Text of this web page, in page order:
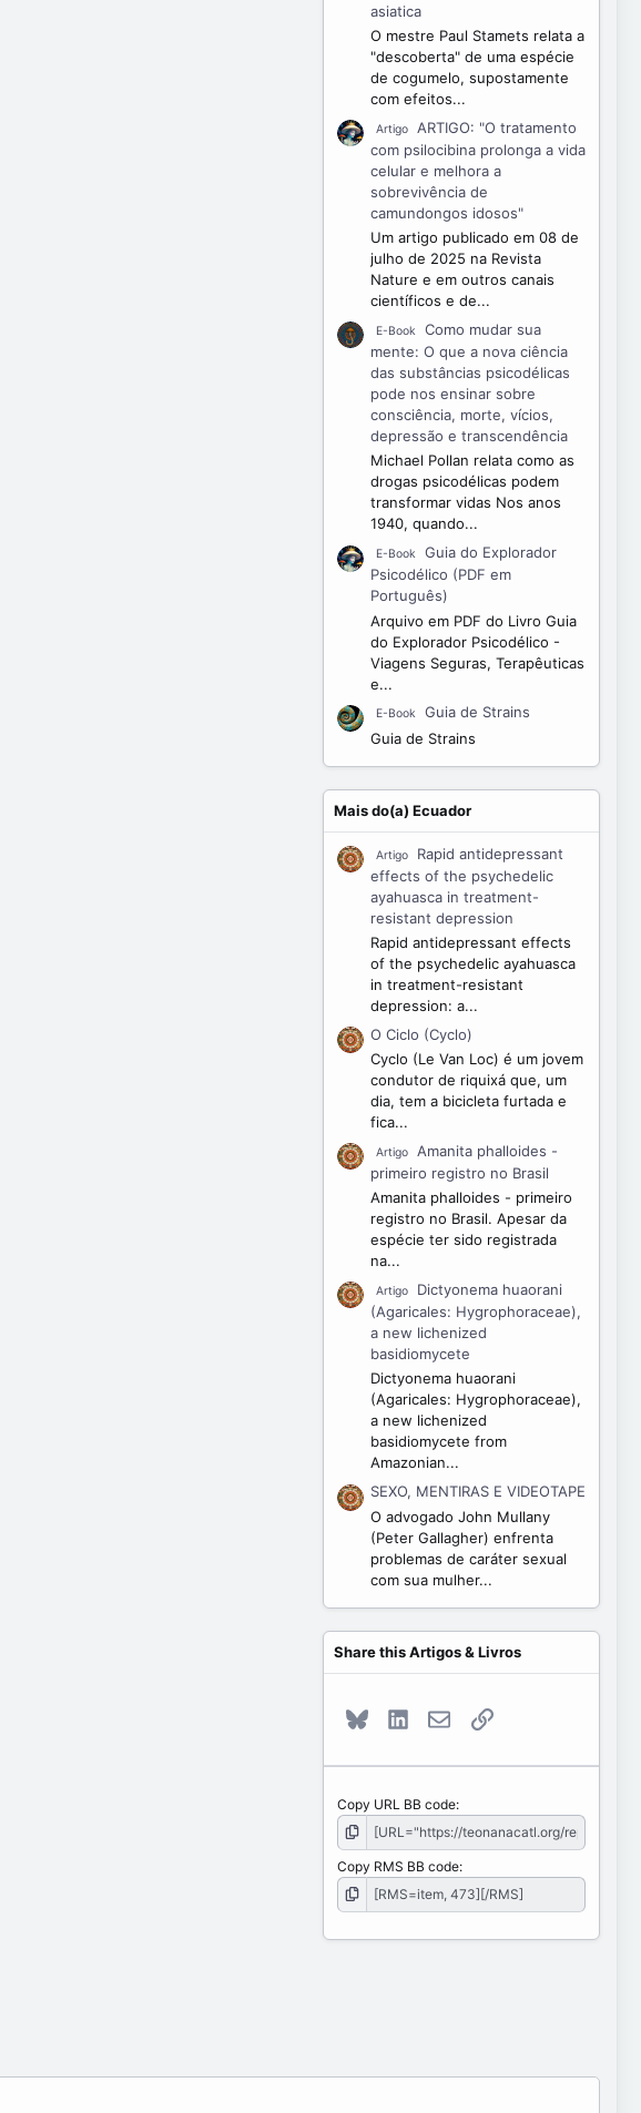
asiatica
O mestre Paul Stamets relata a
"descoberta" de uma espécie
de cogumelo, supostamente
com efeitos...
Artigo
ARTIGO: "O tratamento
com psilocibina prolonga a vida
celular e melhora a
sobrevivência de
camundongos idosos"
Um artigo publicado em 08 de
julho de 2025 na Revista
Nature e em outros canais
científicos e de...
E-Book
Como mudar sua
mente: O que a nova ciência
das substâncias psicodélicas
pode nos ensinar sobre
consciência, morte, vícios,
depressão e transcendência
Michael Pollan relata como as
drogas psicodélicas podem
transformar vidas Nos anos
1940, quando...
E-Book
Guia do Explorador
Psicodélico (PDF em
Português)
Arquivo em PDF do Livro Guia
do Explorador Psicodélico -
Viagens Seguras, Terapêuticas
e...
E-Book
Guia de Strains
Guia de Strains
Mais do(a) Ecuador
Artigo
Rapid antidepressant
effects of the psychedelic
ayahuasca in treatment-
resistant depression
Rapid antidepressant effects
of the psychedelic ayahuasca
in treatment-resistant
depression: a...
O Ciclo (Cyclo)
Cyclo (Le Van Loc) é um jovem
condutor de riquixá que, um
dia, tem a bicicleta furtada e
fica...
Artigo
Amanita phalloides -
primeiro registro no Brasil
Amanita phalloides - primeiro
registro no Brasil. Apesar da
espécie ter sido registrada
na...
Artigo
Dictyonema huaorani
(Agaricales: Hygrophoraceae),
a new lichenized
basidiomycete
Dictyonema huaorani
(Agaricales: Hygrophoraceae),
a new lichenized
basidiomycete from
Amazonian...
SEXO, MENTIRAS E VIDEOTAPE
O advogado John Mullany
(Peter Gallagher) enfrenta
problemas de caráter sexual
com sua mulher...
Share this Artigos & Livros
Bluesky LinkedInE-mailLink
Copy URL BB code
Copy RMS BB code